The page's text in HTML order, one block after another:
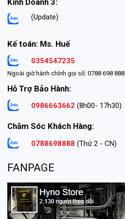
(Update)
Kế toán: Ms. Huế
0354547235
Ngoài giờ hành chính gọi số: 0788 698 888
Hỗ Trợ Bảo Hành:
0986663662 (8h00- 17h30)
Chăm Sóc Khách Hàng:
0788698888 (Thứ 2 - CN)
FANPAGE